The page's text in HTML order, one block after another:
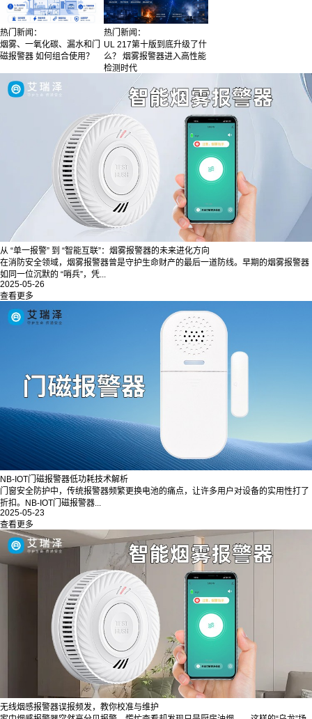
热门新闻：
烟雾、一氧化碳、漏水和门
磁报警器 如何组合使用？
热门新闻：
UL 217第十版到底升级了什
么？ 烟雾报警器进入高性能
检测时代
从 “单一报警” 到 “智能互联”：烟雾报警器的未来进化方向
在消防安全领域，烟雾报警器曾是守护生命财产的最后一道防线。早期的烟雾报警器
如同一位沉默的 “哨兵”，凭...
2025-05-26
查看更多
NB-IOT门磁报警器低功耗技术解析
门窗安全防护中，传统报警器频繁更换电池的痛点，让许多用户对设备的实用性打了
折扣。NB-IOT门磁报警器...
2025-05-23
查看更多
无线烟感报警器误报频发，教你校准与维护